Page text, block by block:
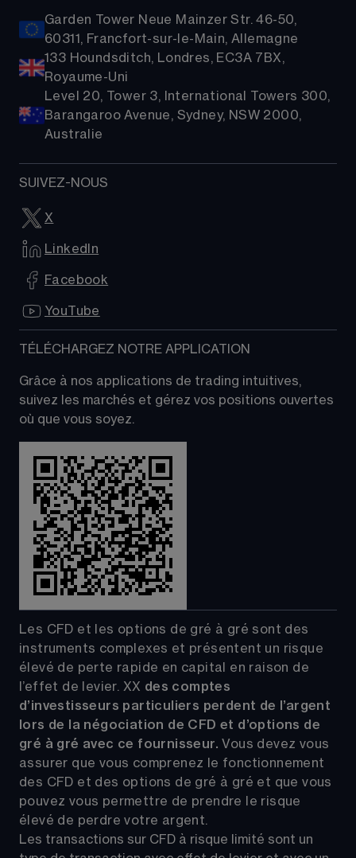
Garden Tower Neue Mainzer Str. 46-50,
60311, Francfort-sur-le-Main, Allemagne
133 Houndsditch, Londres, EC3A 7BX,
Royaume-Uni
Level 20, Tower 3, International Towers 300,
Barangaroo Avenue, Sydney, NSW 2000,
Australie
SUIVEZ-NOUS
X
LinkedIn
Facebook
YouTube
TÉLÉCHARGEZ NOTRE APPLICATION
Grâce à nos applications de trading intuitives,
suivez les marchés et gérez vos positions ouvertes
où que vous soyez.
Les CFD et les options de gré à gré sont des
instruments complexes et présentent un risque
élevé de perte rapide en capital en raison de
l’effet de levier. XX des comptes
d’investisseurs particuliers perdent de l’argent
lors de la négociation de CFD et d’options de
gré à gré avec ce fournisseur. Vous devez vous
assurer que vous comprenez le fonctionnement
des CFD et des options de gré à gré et que vous
pouvez vous permettre de prendre le risque
élevé de perdre votre argent.
Les transactions sur CFD à risque limité sont un